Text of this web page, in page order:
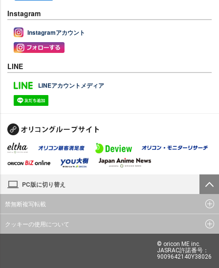
Instagram
Instagramアカウント
LINE
LINEアカウントメディア
PC版に切り替え
禁無断複写転載
クッキーの使用について
© oricon ME inc.
JASRAC許諾番号：
9009642140Y38026